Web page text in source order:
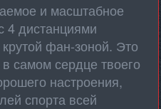
и масштабное
4 дистанциями
фан-зоной. Это
самом сердце твоего
настроения,
спорта всей